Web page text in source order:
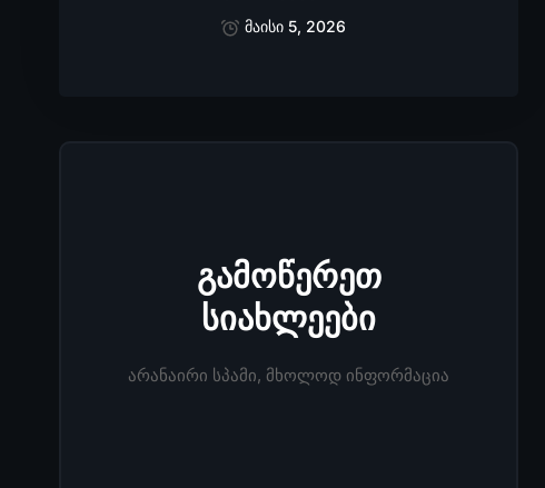
მაისი 5, 2026
გამოწერეთ
სიახლეები
არანაირი სპამი, მხოლოდ ინფორმაცია